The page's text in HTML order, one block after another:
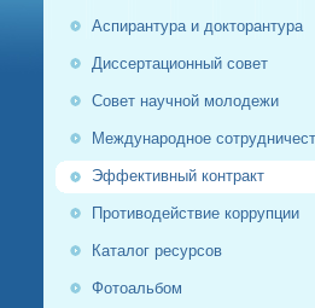
Аспирантура и докторантура
Диссертационный совет
Совет научной молодежи
Международное
Эффективный контракт
Противодействие коррупции
Каталог ресурсов
Фотоальбом